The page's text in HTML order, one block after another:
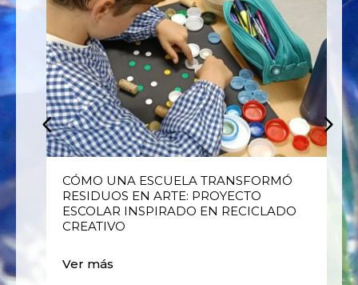
CÓMO UNA ESCUELA TRANSFORMÓ
RESIDUOS EN ARTE: PROYECTO
ESCOLAR INSPIRADO EN RECICLADO
CREATIVO
Ver más